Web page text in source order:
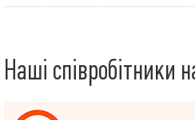
Наші співробітники